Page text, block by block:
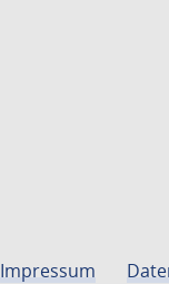
Impressum